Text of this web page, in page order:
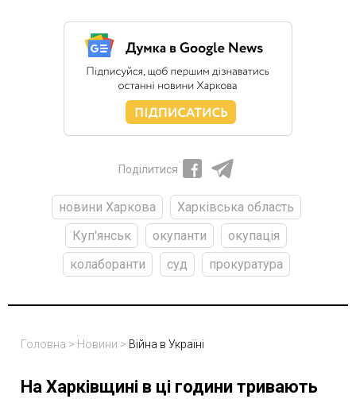
Поділитися
новини Харкова
Харківська область
Куп'янськ
окупанти
окупація
колаборанти
суд прокуратура
Головна > Новини > Війна в Україні
На Харківщині в ці години тривають